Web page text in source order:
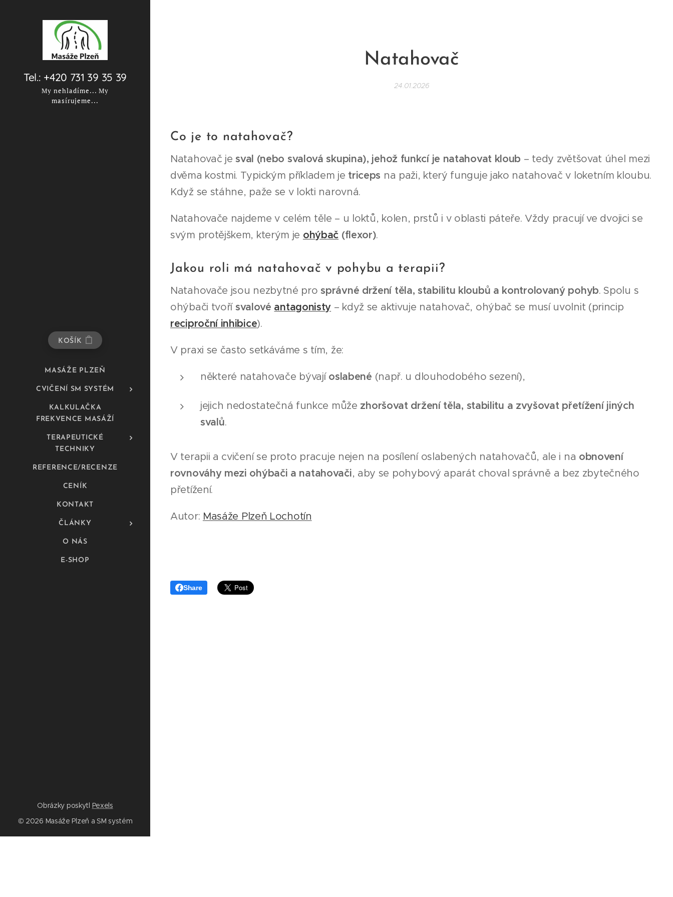
Tel.: +420 731 39 35 39
My nehladíme... My
masírujeme...
KOŠÍK
MASÁŽE PLZEŇ
CVIČENÍ SM SYSTÉM
KALKULAČKA
FREKVENCE MASÁŽÍ
TERAPEUTICKÉ
TECHNIKY
REFERENCE/RECENZE
CENÍK
KONTAKT
ČLÁNKY
O NÁS
E-SHOP
Natahovač
24.01.2026
Co je to natahovač?
Natahovač jesval (nebo svalová skupina), jehož funkcí je natahovat kloub – tedy zvětšovat úhel mezi
dvěma kostmi. Typickým příkladem je triceps na paži, který funguje jako natahovač v loketním kloubu.
Když se stáhne, paže se v lokti narovná.
Natahovače najdeme v celém těle – u loktů, kolen, prstů i v oblasti páteře. Vždy pracují ve dvojici se
svým protějškem, kterým je ohýbač (flexor).
Jakou roli má natahovač v pohybu a terapii?
Natahovače jsou nezbytné prosprávné držení těla, stabilitu kloubů a kontrolovaný pohyb. Spolu s
ohýbači tvoří svalové antagonisty – když se aktivuje natahovač, ohýbač se musí uvolnit (princip
reciproční inhibice).
V praxi se často setkáváme s tím, že:
některé natahovače bývají oslabené (např. u dlouhodobého sezení),
jejich nedostatečná funkce může zhoršovat držení těla, stabilitu a zvyšovat přetížení jiných
svalů.
V terapii a cvičení se proto pracuje nejen na posílení oslabených natahovačů, ale i na obnovení
rovnováhy mezi ohýbači a natahovači, aby se pohybový aparát choval správně a bez zbytečného
přetížení.
Autor: Masáže Plzeň Lochotín
Share
Obrázky poskytl Pexels
© 2026 Masáže Plzeň a SM systém